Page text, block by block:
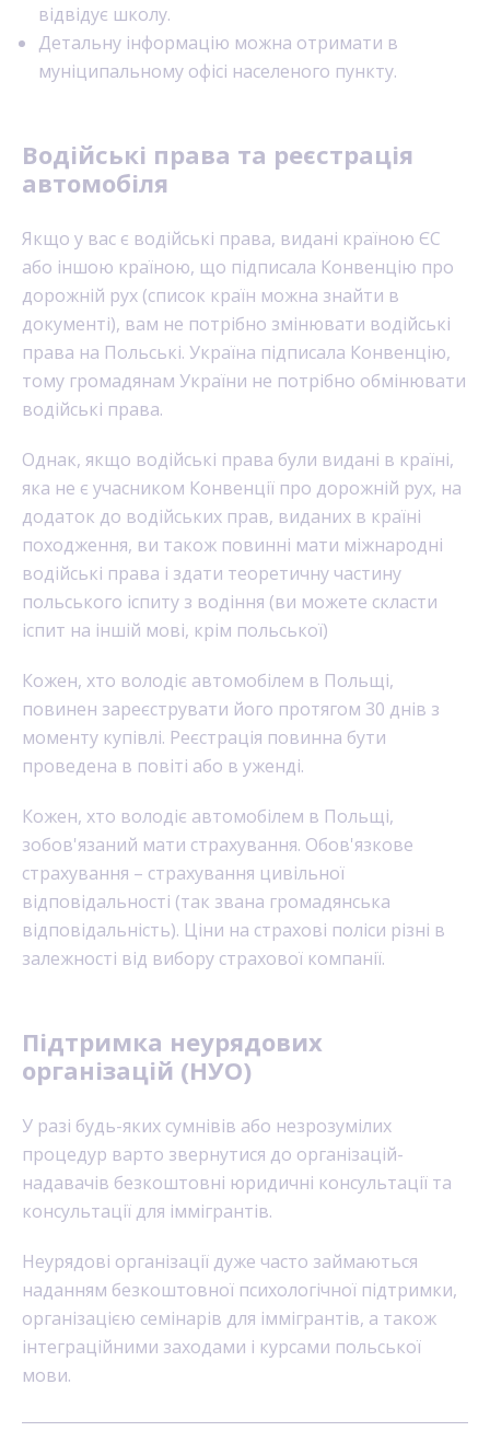
відвідує школу.
Детальну інформацію можна отримати в
муніципальному офісі населеного пункту.
Водійські права та реєстрація
автомобіля
Якщо у вас є водійські права, видані країною ЄС
або іншою країною, що підписала Конвенцію про
дорожній рух (список країн можна знайти в
документі), вам не потрібно змінювати водійські
права на Польські. Україна підписала Конвенцію,
тому громадянам України не потрібно обмінювати
водійські права.
Однак, якщо водійські права були видані в країні,
яка не є учасником Конвенції про дорожній рух, на
додаток до водійських прав, виданих в країні
походження, ви також повинні мати міжнародні
водійські права і здати теоретичну частину
польського іспиту з водіння (ви можете скласти
іспит на іншій мові, крім польської)
Кожен, хто володіє автомобілем в Польщі,
повинен зареєструвати його протягом 30 днів з
моменту купівлі. Реєстрація повинна бути
проведена в повіті або в уженді.
Кожен, хто володіє автомобілем в Польщі,
зобов'язаний мати страхування. Обов'язкове
страхування – страхування цивільної
відповідальності (так звана громадянська
відповідальність). Ціни на страхові поліси різні в
залежності від вибору страхової компанії.
Підтримка неурядових
організацій (НУО)
У разі будь-яких сумнівів або незрозумілих
процедур варто звернутися до організацій-
надавачів безкоштовні юридичні консультації та
консультації для іммігрантів.
Неурядові організації дуже часто займаються
наданням безкоштовної психологічної підтримки,
організацією семінарів для іммігрантів, а також
інтеграційними заходами і курсами польської
мови.